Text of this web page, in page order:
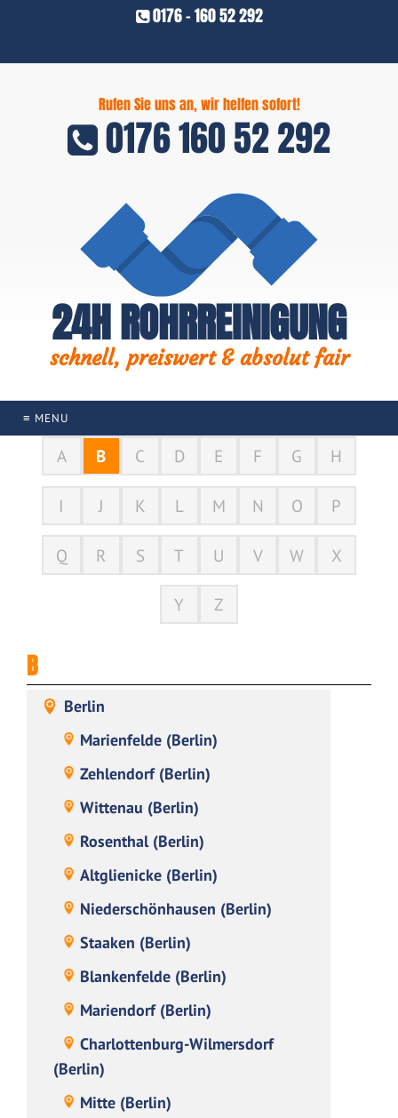
0176 - 160 52 292
Rufen Sie uns an, wir helfen sofort!
0176 160 52 292
24H ROHRREINIGUNG
schnell, preiswert & absolut fair
≡ MENU
A B C D E F G H
I J K L M N O P
Q R S T U V W X
Y Z
B
Berlin
Marienfelde (Berlin)
Zehlendorf (Berlin)
Wittenau (Berlin)
Rosenthal (Berlin)
Altglienicke (Berlin)
Niederschönhausen (Berlin)
Staaken (Berlin)
Blankenfelde (Berlin)
Mariendorf (Berlin)
Charlottenburg-Wilmersdorf
(Berlin)
Mitte (Berlin)